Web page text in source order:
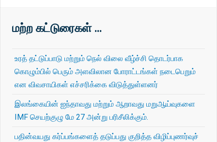
மற்ற கட்டுரைகள் …
உரத் தட்டுப்பாடு மற்றும் நெல் விலை வீழ்ச்சி தொடர்பாக
கொழும்பில் பெரும் அளவிலான போராட்டங்கள் நடைபெறும்
என விவசாயிகள் எச்சரிக்கை விடுத்துள்ளனர்
இலங்கையின் ஐந்தாவது மற்றும் ஆறாவது மறுஆய்வுகளை
IMF செயற்குழு மே 27 அன்று பரிசீலிக்கும்.
பதின்வயது கர்ப்பங்களைத் தடுப்பது குறித்த விழிப்புணர்வுச்